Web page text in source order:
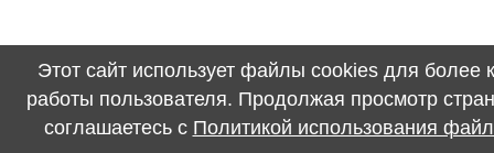
Этот сайт использует файлы cookies для более
работы пользователя. Продолжая просмотр
соглашаетесь с Политикой использования